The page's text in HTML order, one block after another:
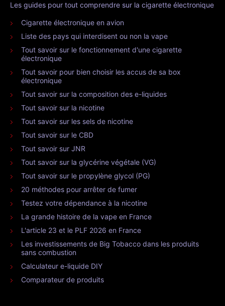
Les guides pour tout comprendre sur la cigarette électronique
Cigarette électronique en avion
Liste des pays qui interdisent ou non la vape
Tout savoir sur le fonctionnement d'une cigarette
électronique
Tout savoir pour bien choisir les accus de sa box
électronique
Tout savoir sur la composition des e-liquides
Tout savoir sur la nicotine
Tout savoir sur les sels de nicotine
Tout savoir sur le CBD
Tout savoir sur JNR
Tout savoir sur la glycérine végétale (VG)
Tout savoir sur le propylène glycol (PG)
20 méthodes pour arrêter de fumer
Testez votre dépendance à la nicotine
La grande histoire de la vape en France
L'article 23 et le PLF 2026 en France
Les investissements de Big Tobacco dans les produits
sans combustion
Calculateur e-liquide DIY
Comparateur de produits